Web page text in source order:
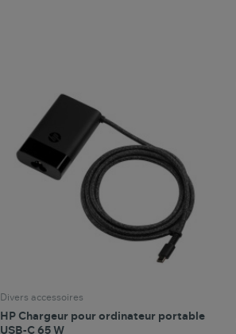
Divers accessoires
HP Chargeur pour ordinateur portable
USB-C 65 W